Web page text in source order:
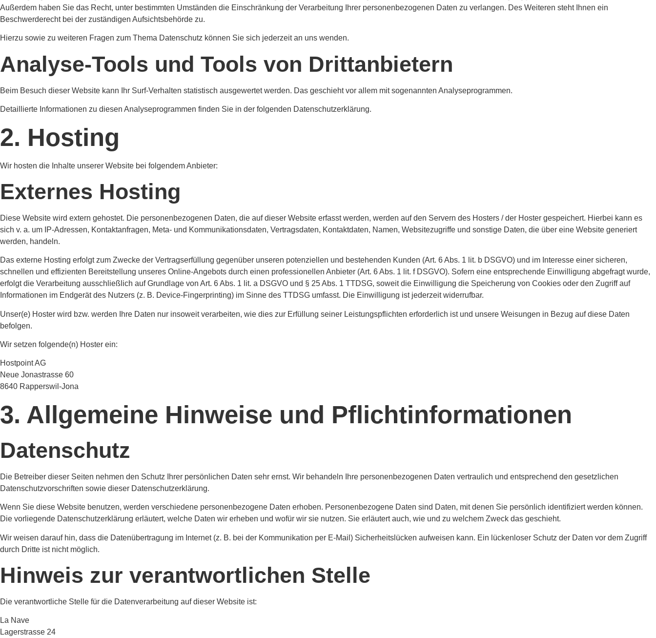
Außerdem haben Sie das Recht, unter bestimmten Umständen die Einschränkung der Verarbeitung Ihrer personenbezogenen Daten zu verlangen. Des Weiteren steht Ihnen ein
Beschwerderecht bei der zuständigen Aufsichtsbehörde zu.
Hierzu sowie zu weiteren Fragen zum Thema Datenschutz können Sie sich jederzeit an uns wenden.
Analyse-Tools und Tools von Dritt­anbietern
Beim Besuch dieser Website kann Ihr Surf-Verhalten statistisch ausgewertet werden. Das geschieht vor allem mit sogenannten Analyseprogrammen.
Detaillierte Informationen zu diesen Analyseprogrammen finden Sie in der folgenden Datenschutzerklärung.
2. Hosting
Wir hosten die Inhalte unserer Website bei folgendem Anbieter:
Externes Hosting
Diese Website wird extern gehostet. Die personenbezogenen Daten, die auf dieser Website erfasst werden, werden auf den Servern des Hosters / der Hoster gespeichert. Hierbei kann es
sich v. a. um IP-Adressen, Kontaktanfragen, Meta- und Kommunikationsdaten, Vertragsdaten, Kontaktdaten, Namen, Websitezugriffe und sonstige Daten, die über eine Website generiert
werden, handeln.
Das externe Hosting erfolgt zum Zwecke der Vertragserfüllung gegenüber unseren potenziellen und bestehenden Kunden (Art. 6 Abs. 1 lit. b DSGVO) und im Interesse einer sicheren,
schnellen und effizienten Bereitstellung unseres Online-Angebots durch einen professionellen Anbieter (Art. 6 Abs. 1 lit. f DSGVO). Sofern eine entsprechende Einwilligung abgefragt wurde,
erfolgt die Verarbeitung ausschließlich auf Grundlage von Art. 6 Abs. 1 lit. a DSGVO und § 25 Abs. 1 TTDSG, soweit die Einwilligung die Speicherung von Cookies oder den Zugriff auf
Informationen im Endgerät des Nutzers (z. B. Device-Fingerprinting) im Sinne des TTDSG umfasst. Die Einwilligung ist jederzeit widerrufbar.
Unser(e) Hoster wird bzw. werden Ihre Daten nur insoweit verarbeiten, wie dies zur Erfüllung seiner Leistungspflichten erforderlich ist und unsere Weisungen in Bezug auf diese Daten
befolgen.
Wir setzen folgende(n) Hoster ein:
Hostpoint AG
Neue Jonastrasse 60
8640 Rapperswil-Jona
3. Allgemeine Hinweise und Pflicht­informationen
Datenschutz
Die Betreiber dieser Seiten nehmen den Schutz Ihrer persönlichen Daten sehr ernst. Wir behandeln Ihre personenbezogenen Daten vertraulich und entsprechend den gesetzlichen
Datenschutzvorschriften sowie dieser Datenschutzerklärung.
Wenn Sie diese Website benutzen, werden verschiedene personenbezogene Daten erhoben. Personenbezogene Daten sind Daten, mit denen Sie persönlich identifiziert werden können.
Die vorliegende Datenschutzerklärung erläutert, welche Daten wir erheben und wofür wir sie nutzen. Sie erläutert auch, wie und zu welchem Zweck das geschieht.
Wir weisen darauf hin, dass die Datenübertragung im Internet (z. B. bei der Kommunikation per E-Mail) Sicherheitslücken aufweisen kann. Ein lückenloser Schutz der Daten vor dem Zugriff
durch Dritte ist nicht möglich.
Hinweis zur verantwortlichen Stelle
Die verantwortliche Stelle für die Datenverarbeitung auf dieser Website ist:
La Nave
Lagerstrasse 24